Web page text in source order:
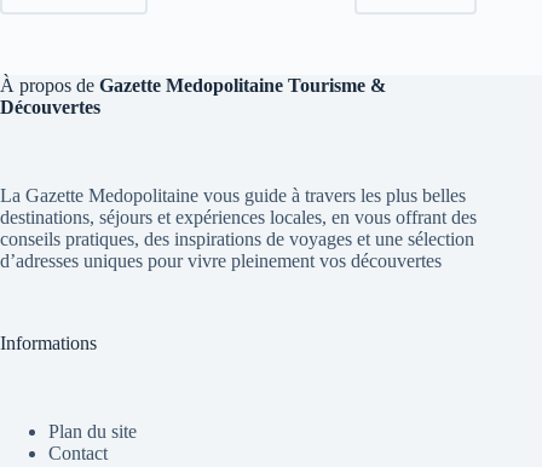
À propos de Gazette Medopolitaine Tourisme &
Découvertes
La Gazette Medopolitaine vous guide à travers les plus belles
destinations, séjours et expériences locales, en vous offrant des
conseils pratiques, des inspirations de voyages et une sélection
d’adresses uniques pour vivre pleinement vos découvertes
Informations
Plan du site
Contact